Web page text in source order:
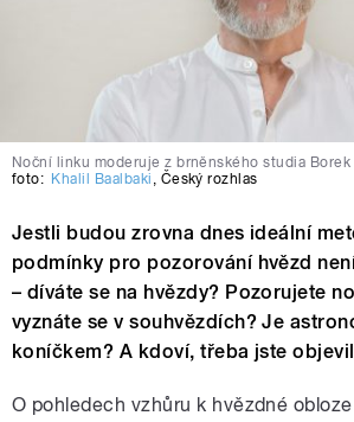
Noční linku moderuje z brněnského studia Borek
foto: Khalil Baalbaki , Český rozhlas
Jestli budou zrovna dnes ideální
podmínky pro pozorování hvězd
– díváte se na hvězdy? Pozorujete
vyznáte se v souhvězdích? Je
koníčkem? A kdoví, třeba jste
O pohledech vzhůru k hvězdné